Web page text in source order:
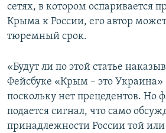
сетях, в котором оспаривается
Крыма к России, его автор
тюремный срок.
«Будут ли по этой статье
Фейсбуке «Крым – это Украина»
поскольку нет прецедентов. Но
подается сигнал, что само
принадлежности России той